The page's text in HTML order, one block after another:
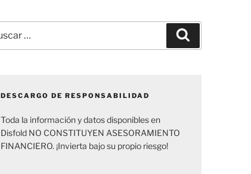
DESCARGO DE RESPONSABILIDAD
Toda la información y datos disponibles en
Disfold NO CONSTITUYEN ASESORAMIENTO
FINANCIERO. ¡Invierta bajo su propio riesgo!